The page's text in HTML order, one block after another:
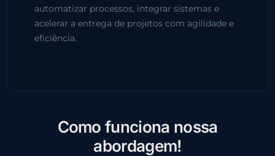
automatizar processos, integrar sistemas e
acelerar a entrega de projetos com agilidade e
eficiência.
Como funciona nossa
abordagem!